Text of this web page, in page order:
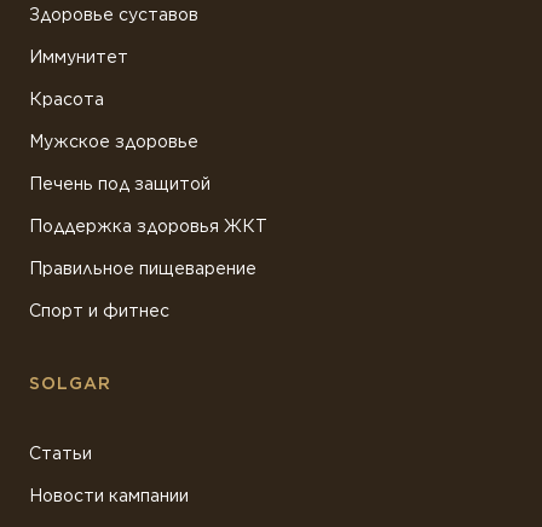
Здоровье суставов
Иммунитет
Красота
Мужское здоровье
Печень под защитой
Поддержка здоровья ЖКТ
Правильное пищеварение
Спорт и фитнес
SOLGAR
Статьи
Новости кампании